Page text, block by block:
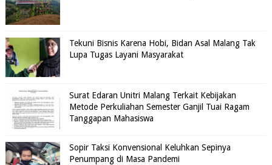
Tekuni Bisnis Karena Hobi, Bidan Asal Malang Tak
Lupa Tugas Layani Masyarakat
Surat Edaran Unitri Malang Terkait Kebijakan
Metode Perkuliahan Semester Ganjil Tuai Ragam
Tanggapan Mahasiswa
Sopir Taksi Konvensional Keluhkan Sepinya
Penumpang di Masa Pandemi